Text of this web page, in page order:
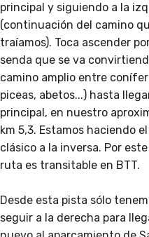
principal y siguiendo a la
(continuación del camino
traíamos). Toca ascender
senda que se va
camino amplio entre
piceas, abetos...) hasta
principal, en nuestro
km 5,3. Estamos haciendo
clásico a la inversa. Por
ruta es transitable en BTT.
Desde esta pista sólo
seguir a la derecha para